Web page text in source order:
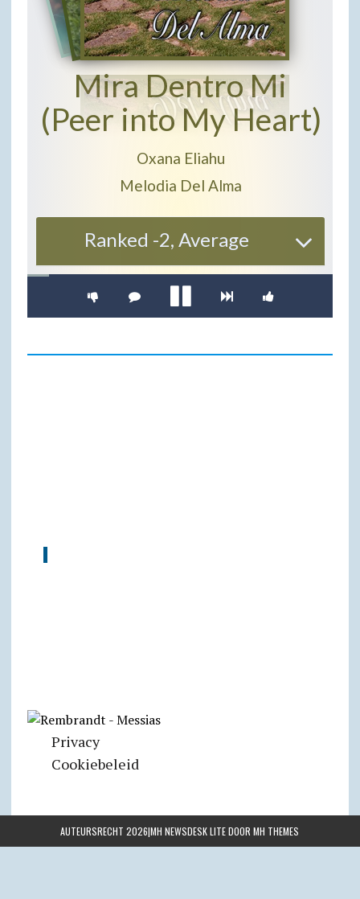
Privacy
Cookiebeleid
AUTEURSRECHT 2026|MH NEWSDESK LITE DOORMH THEMES